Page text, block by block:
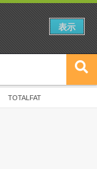
TOTALFAT
表示